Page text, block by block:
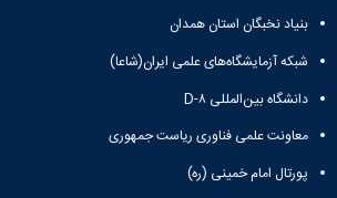
بنیاد نخبگان استان همدان
شبکه آزمایشگاه‌های علمی ایران(شاعا)
دانشگاه بین‌المللی D-۸
معاونت علمی فناوری ریاست جمهوری
پورتال امام خمینی (ره)